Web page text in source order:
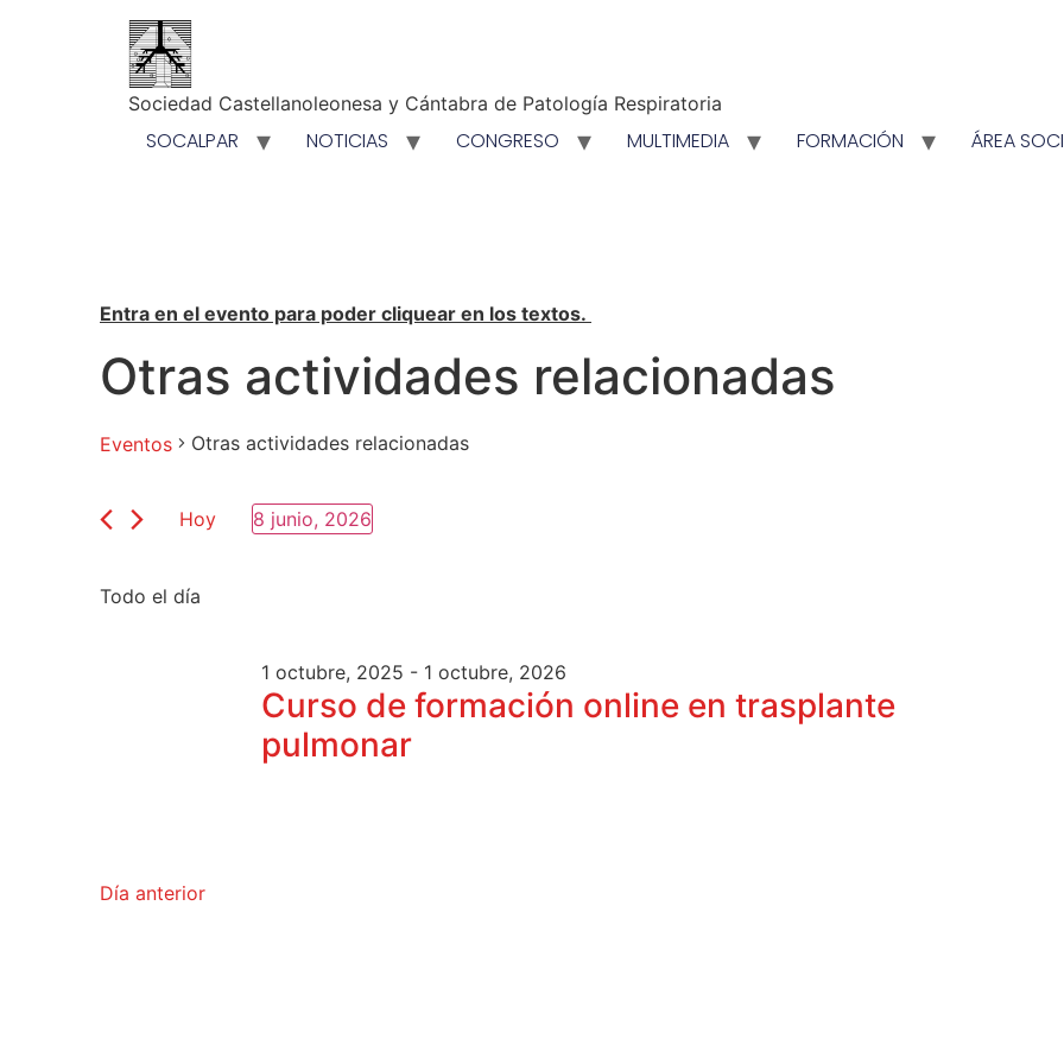
Sociedad Castellanoleonesa y Cántabra de Patología Respiratoria
SOCALPAR NOTICIAS CONGRESO MULTIMEDIA FORMACIÓN ÁREA
Entra en el evento para poder cliquear en los textos.
Otras actividades relacionadas
Eventos Otras actividades relacionadas
Hoy
8 junio, 2026
Todo el día
Curso de formación online en trasplante
pulmonar
1 octubre, 2025 - 1 octubre, 2026
Día anterior